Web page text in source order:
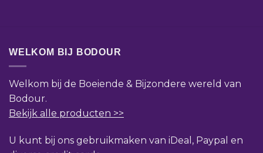
WELKOM BIJ BODOUR
Welkom bij de Boeiende & Bijzondere wereld van
Bodour.
Bekijk alle producten >>
U kunt bij ons gebruikmaken van iDeal, Paypal en